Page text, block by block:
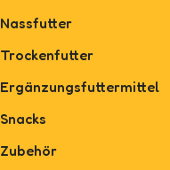
Nassfutter
Trockenfutter
Ergänzungsfuttermittel
Snacks
Zubehör